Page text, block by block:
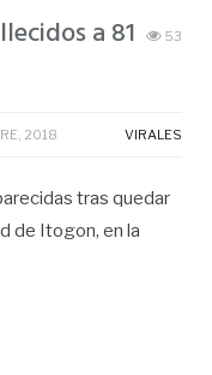
a 81
53
2018 VIRALES
tras quedar
de Itogon, en la